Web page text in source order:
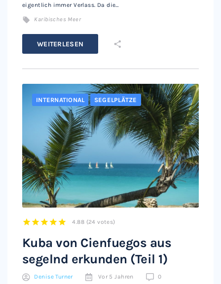
eigentlich immer Verlass. Da die…
Karibisches Meer
WEITERLESEN
INTERNATIONAL SEGELPLÄTZE
4.88 (24 votes)
Kuba von Cienfuegos aus
segelnd erkunden (Teil 1)
Denise Turner Vor 5 Jahren 0